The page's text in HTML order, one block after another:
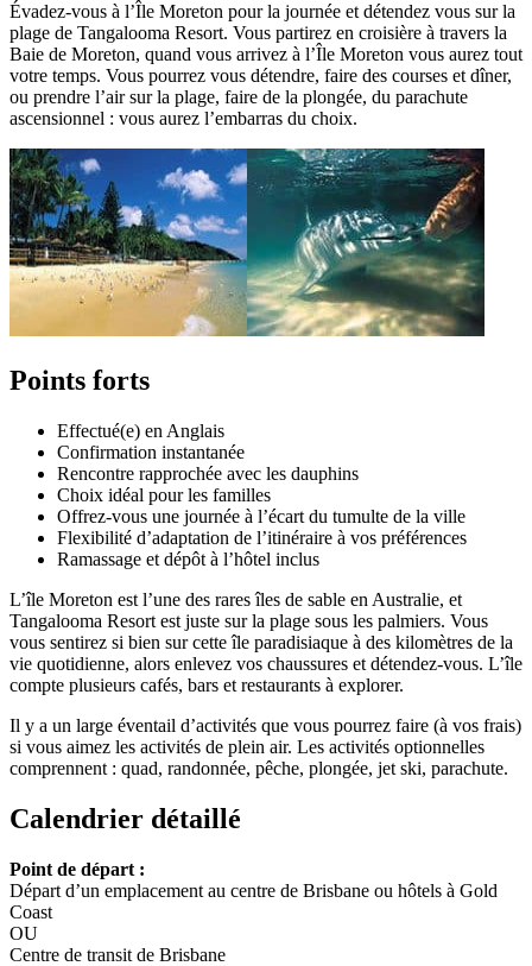
Évadez-vous à l’Île Moreton pour la journée et détendez vous sur la
plage de Tangalooma Resort. Vous partirez en croisière à travers la
Baie de Moreton, quand vous arrivez à l’Île Moreton vous aurez tout
votre temps. Vous pourrez vous détendre, faire des courses et dîner,
ou prendre l’air sur la plage, faire de la plongée, du parachute
ascensionnel : vous aurez l’embarras du choix.
Points forts
Effectué(e) en Anglais
Confirmation instantanée
Rencontre rapprochée avec les dauphins
Choix idéal pour les familles
Offrez-vous une journée à l’écart du tumulte de la ville
Flexibilité d’adaptation de l’itinéraire à vos préférences
Ramassage et dépôt à l’hôtel inclus
L’île Moreton est l’une des rares îles de sable en Australie, et
Tangalooma Resort est juste sur la plage sous les palmiers. Vous
vous sentirez si bien sur cette île paradisiaque à des kilomètres de la
vie quotidienne, alors enlevez vos chaussures et détendez-vous. L’île
compte plusieurs cafés, bars et restaurants à explorer.
Il y a un large éventail d’activités que vous pourrez faire (à vos frais)
si vous aimez les activités de plein air. Les activités optionnelles
comprennent : quad, randonnée, pêche, plongée, jet ski, parachute.
Calendrier détaillé
Point de départ :
Départ d’un emplacement au centre de Brisbane ou hôtels à Gold
Coast
OU
Centre de transit de Brisbane